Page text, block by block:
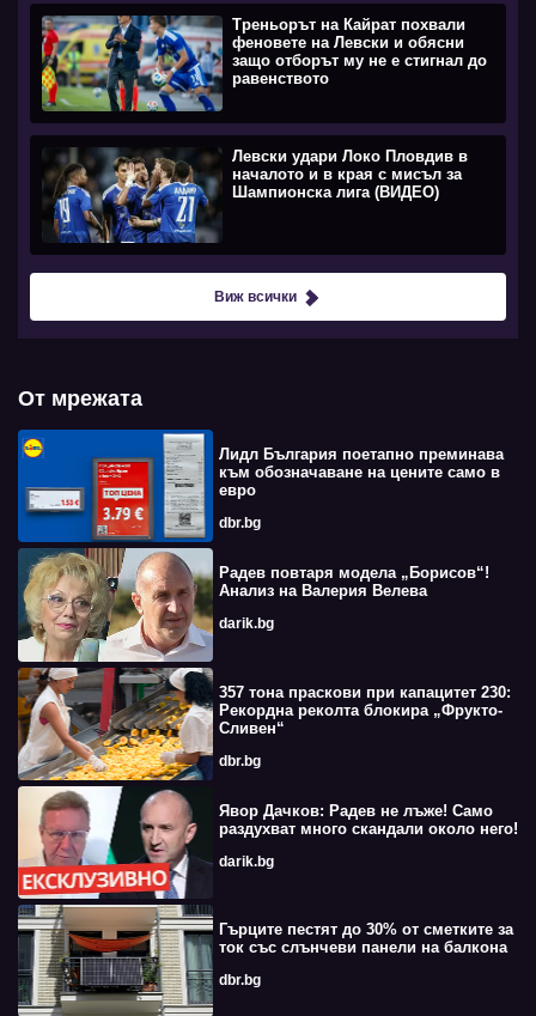
Треньорът на Кайрат похвали
феновете на Левски и обясни
защо отборът му не е стигнал до
равенството
Левски удари Локо Пловдив в
началото и в края с мисъл за
Шампионска лига (ВИДЕО)
Виж всички
От мрежата
Лидл България поетапно преминава
към обозначаване на цените само в
евро
dbr.bg
Радев повтаря модела „Борисов“!
Анализ на Валерия Велева
darik.bg
357 тона праскови при капацитет 230:
Рекордна реколта блокира „Фрукто-
Сливен“
dbr.bg
Явор Дачков: Радев не лъже! Само
раздухват много скандали около него!
darik.bg
Гърците пестят до 30% от сметките за
ток със слънчеви панели на балкона
dbr.bg